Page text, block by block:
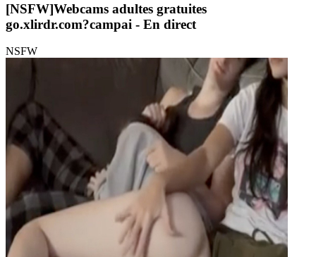
[NSFW]Webcams adultes gratuites
go.xlirdr.com?campai - En direct
NSFW